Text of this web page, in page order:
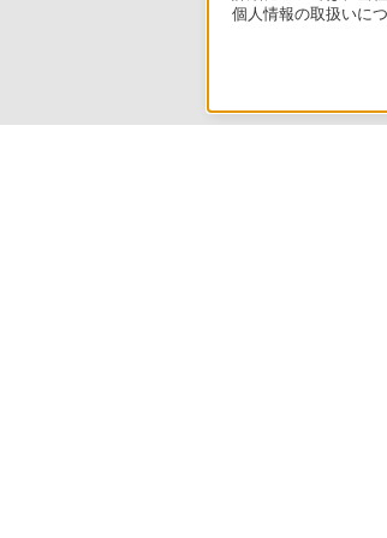
個人情報の取扱いに